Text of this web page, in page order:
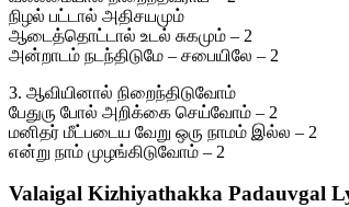
நிழல் பட்டால் அதிசயமும்
ஆடைத்தொட்டால் உடல் சுகமும் – 2
அன்றாடம் நடந்திடுமே – சபையிலே – 2
3. ஆவியினால் நிறைந்திடுவோம்
பேதுரு போல் அறிக்கை செய்வோம் – 2
மனிதர் மீட்படைய வேறு ஒரு நாமம் இல்ல – 2
என்று நாம் முழங்கிடுவோம் – 2
Valaigal Kizhiyathakka Padauvgal